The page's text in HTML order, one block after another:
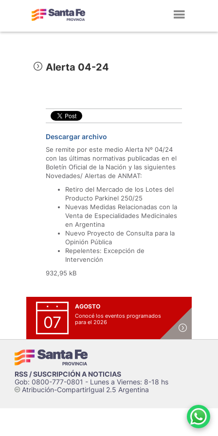
Alerta 04-24
Descargar archivo
Se remite por este medio Alerta Nº 04/24
con las últimas normativas publicadas en el
Boletín Oficial de la Nación y las siguientes
Novedades/ Alertas de ANMAT:
Retiro del Mercado de los Lotes del
Producto Parkinel 250/25
Nuevas Medidas Relacionadas con la
Venta de Especialidades Medicinales
en Argentina
Nuevo Proyecto de Consulta para la
Opinión Pública
Repelentes: Excepción de
Intervención
932,95 kB
07
AGOSTO
Conocé los eventos programados
para el 2026
RSS / SUSCRIPCIÓN A NOTICIAS
Gob: 0800-777-0801 - Lunes a Viernes: 8-18 hs
cAtribución-CompartirIgual 2.5 Argentina